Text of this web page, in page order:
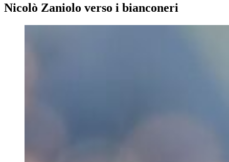
Nicolò Zaniolo verso i bianconeri